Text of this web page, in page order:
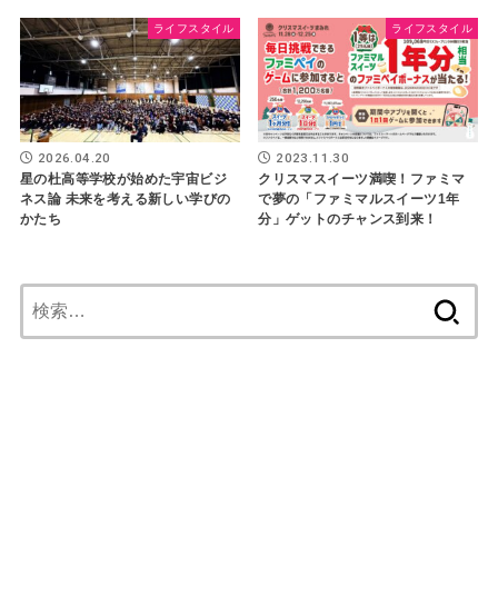
ライフスタイル
2026.04.20
星の杜高等学校が始めた宇宙ビジ
ネス論 未来を考える新しい学びの
かたち
ライフスタイル
2023.11.30
クリスマスイーツ満喫！ファミマ
で夢の「ファミマルスイーツ1年
分」ゲットのチャンス到来！
索: